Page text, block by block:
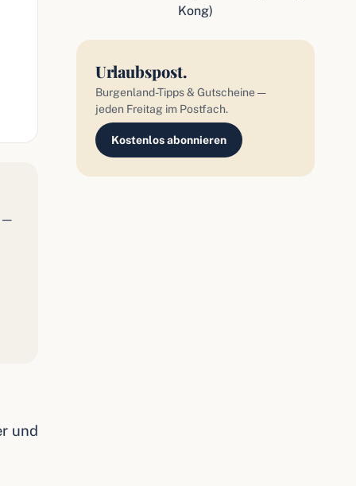
—
und
Urlaubspost.
Burgenland-Tipps & Gutscheine —
jeden Freitag im Postfach.
Kostenlos abonnieren